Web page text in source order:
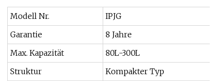
Modell Nr.
IPJG
Garantie
8 Jahre
Max. Kapazität
80L-300L
Struktur
Kompakter Typ